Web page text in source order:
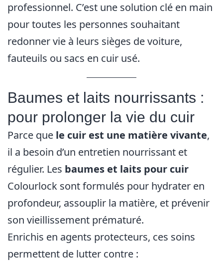
professionnel. C’est une solution clé en main
pour toutes les personnes souhaitant
redonner vie à leurs sièges de voiture,
fauteuils ou sacs en cuir usé.
Baumes et laits nourrissants :
pour prolonger la vie du cuir
Parce que le cuir est une matière vivante,
il a besoin d’un entretien nourrissant et
régulier. Les baumes et laits pour cuir
Colourlock sont formulés pour hydrater en
profondeur, assouplir la matière, et prévenir
son vieillissement prématuré.
Enrichis en agents protecteurs, ces soins
permettent de lutter contre :